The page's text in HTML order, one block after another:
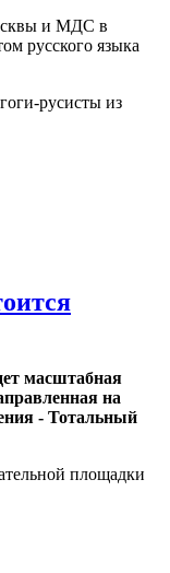
и МДС в
русского языка
русисты из
масштабная
на
- Тотальный
площадки